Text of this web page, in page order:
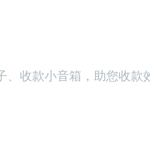
、收款小音箱，助您收款